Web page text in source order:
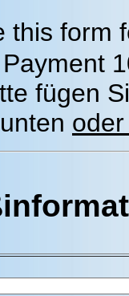
this form
fügen